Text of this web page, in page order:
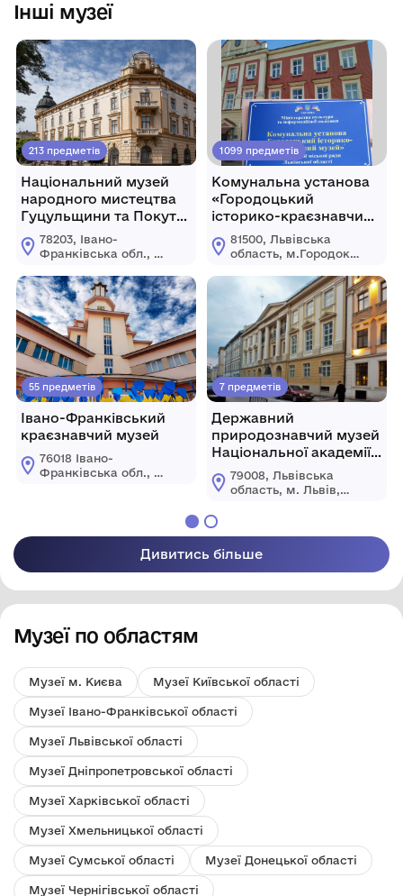
Інші музеї
213 предметів
Національний музей
народного мистецтва
Гуцульщини та Покуття
імені Й. Кобринського
78203, Івано-
Франківська обл., м.
Театральна, 25
55 предметів
Івано-Франківський
краєзнавчий музей
76018 Івано-
Франківська обл., м.
1099 предметів
Комунальна установа
«Городоцький
історико-краєзнавчий
музей» Городоцької
міської ради Львівської
81500, Львівська
область, м.Городок,
Б.Хмельницького, 2
7 предметів
Державний
природознавчий музей
Національної академії
наук України
79008, Львівська
область, м. Львів,
Дивитись більше
Музеї по областям
Музеї м. Києва Музеї Київської області
Музеї Івано-Франківської області
Музеї Львівської області
Музеї Дніпропетровської області
Музеї Харківської області
Музеї Хмельницької області
Музеї Сумської області Музеї Донецької області
Музеї Чернігівської області